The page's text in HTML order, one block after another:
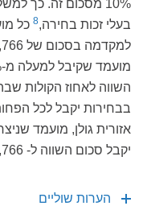
בעלי זכות בחירה,8 כל
השווה לאחוז הקולות
יקבל סכום השווה ל- 11,766 * 57 * 0.6 = 402,397 ₪.
הערות שוליים